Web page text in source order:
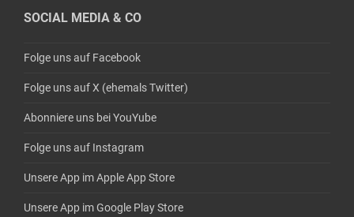
SOCIAL MEDIA & CO
Folge uns auf Facebook
Folge uns auf X (ehemals Twitter)
Abonniere uns bei YouYube
Folge uns auf Instagram
Unsere App im Apple App Store
Unsere App im Google Play Store